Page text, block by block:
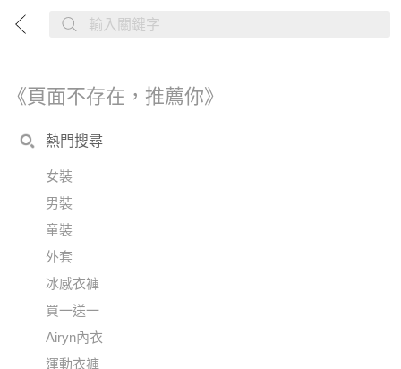
《頁面不存在，推薦你》
熱門搜尋
女裝
男裝
童裝
外套
冰感衣褲
買一送一
Airyn內衣
運動衣褲